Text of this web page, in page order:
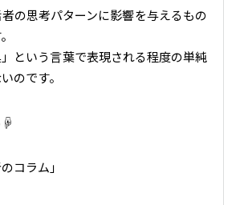
の思考パターンに影響を与えるもの
という言葉で表現される程度の単純
のです。
☟
コラム」